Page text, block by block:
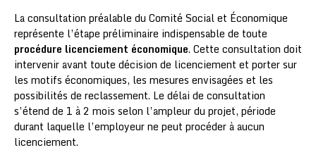
La consultation préalable du Comité Social et Économique
représente l’étape préliminaire indispensable de toute
procédure licenciement économique. Cette consultation doit
intervenir avant toute décision de licenciement et porter sur
les motifs économiques, les mesures envisagées et les
possibilités de reclassement. Le délai de consultation
s’étend de 1 à 2 mois selon l’ampleur du projet, période
durant laquelle l’employeur ne peut procéder à aucun
licenciement.